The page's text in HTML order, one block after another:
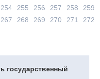
254 255 256 257 258
259
267 268 269 270 271
272
государственный